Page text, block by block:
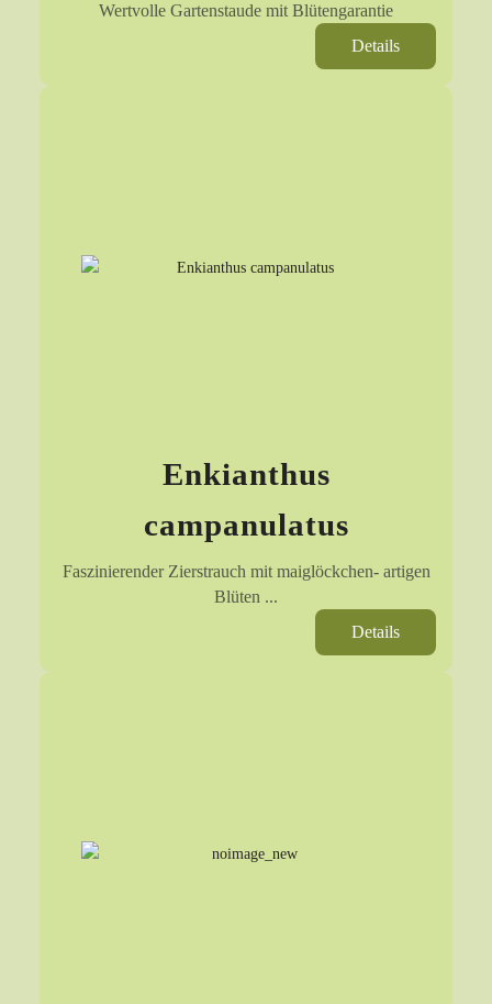
Wertvolle Gartenstaude mit Blütengarantie
Details
Enkianthus
campanulatus
Faszinierender Zierstrauch mit maiglöckchen- artigen
Blüten ...
Details